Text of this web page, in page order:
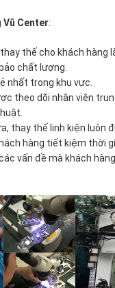
Vũ Center:
thế cho khách hàng
chất lượng.
nhất trong khu vực.
theo dõi nhân viên
thay thế linh kiện luôn
hàng tiết kiệm thời
vấn đề mà khách